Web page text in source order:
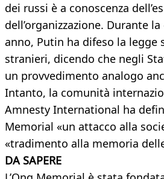
dei russi è a conoscenza
dell’organizzazione. Durante
anno, Putin ha difeso la legge
stranieri, dicendo che negli
un provvedimento analogo
Intanto, la comunità
Amnesty International ha
Memorial «un attacco alla
«tradimento alla memoria
DA SAPERE